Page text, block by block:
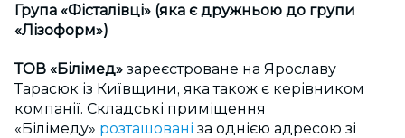
Група «Фісталівці» (яка є дружньою до групи
«Лізоформ»)
ТОВ «Білімед» зареєстроване на Ярославу
Тарасюк із Київщини, яка також є керівником
компанії. Складські приміщення
«Білімеду» розташовані за однією адресою зі